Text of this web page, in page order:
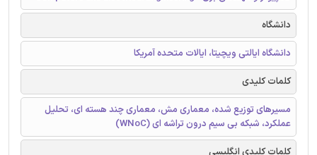
دانشگاه
دانشگاه ایالتی ویچیتا، ایالات متحده آمریکا
کلمات کلیدی
مسیرهای توزیع شده، معماری مش، معماری چند هسته ای، تحلیل
عملکرد، شبکه بی سیم درون تراشه ای (WNoC)
کلمات کلیدی انگلیسی